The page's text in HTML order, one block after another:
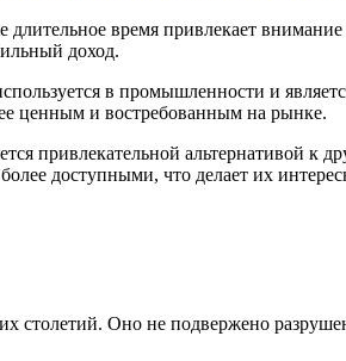
время привлекает
доход.
в промышленности и
ценным и востребованным на рынке.
привлекательной альтернативой к
доступными, что делает их
столетий. Оно не подвержено